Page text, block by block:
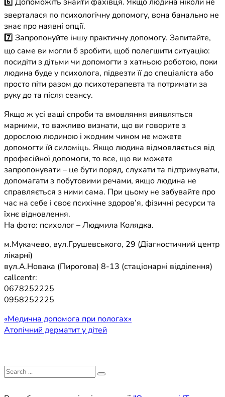
зверталася по психологічну допомогу, вона банально не
знає про наявні опції.
7️⃣ Запропонуйте іншу практичну допомогу. Запитайте,
що саме ви могли б зробити, щоб полегшити ситуацію:
посидіти з дітьми чи допомогти з хатньою роботою, поки
людина буде у психолога, підвезти її до спеціаліста або
просто піти разом до психотерапевта та потримати за
руку до та після сеансу.
Якщо ж усі ваші спроби та вмовляння виявляться
марними, то важливо визнати, що ви говорите з
дорослою людиною і жодним чином не можете
допомогти їй силоміць. Якщо людина відмовляється від
професійної допомоги, то все, що ви можете
запропонувати – це бути поряд, слухати та підтримувати,
допомагати з побутовими речами, якщо людина не
справляється з ними сама. При цьому не забувайте про
час на себе і своє психічне здоров’я, фізичні ресурси та
їхнє відновлення.
На фото: психолог – Людмила Колядка.
м.Мукачево, вул.Грушевського, 29 (Діагностичний центр
лікарні)
вул.А.Новака (Пирогова) 8-13 (стаціонарні відділення)
callcentr:
0678252225
0958252225
Навігація
записів
«Медична допомога при пологах»
Атопічний дерматит у дітей
Search